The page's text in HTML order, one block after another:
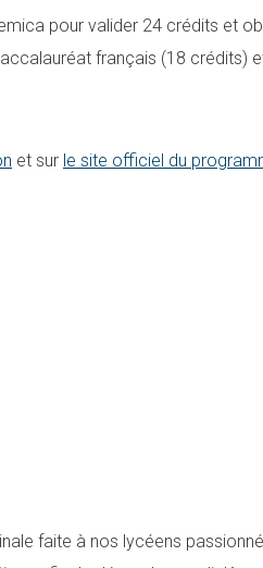
pour valider 24 crédits et
français (18 crédits)
et sur le site officiel du
faite à nos lycéens